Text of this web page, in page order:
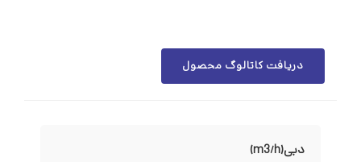
دریافت کاتالوگ محصول
دبی(m3/h)